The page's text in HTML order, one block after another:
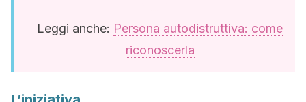
Leggi anche: Persona autodistruttiva: come
riconoscerla